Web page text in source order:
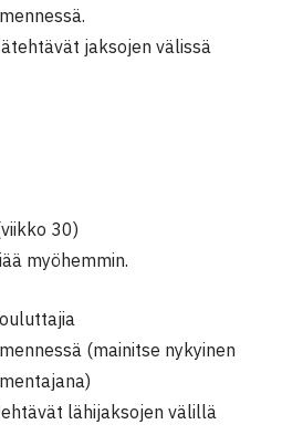
jaksojen välissä
30)
myöhemmin.
(mainitse nykyinen
lähijaksojen välillä